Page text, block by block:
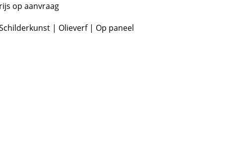
op aanvraag
| Olieverf | Op paneel